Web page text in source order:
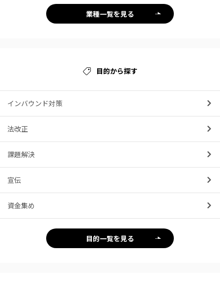
業種一覧を見る
目的から探す
インバウンド対策
法改正
課題解決
宣伝
資金集め
目的一覧を見る